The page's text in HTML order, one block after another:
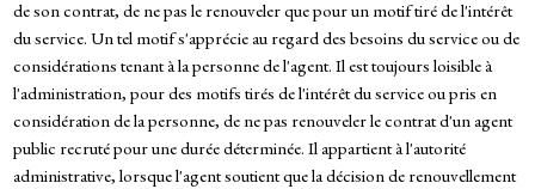
de son contrat, de ne pas le renouveler que pour un motif tiré de l'intérêt
du service. Un tel motif s'apprécie au regard des besoins du service ou de
considérations tenant à la personne de l'agent. Il est toujours loisible à
l'administration, pour des motifs tirés de l'intérêt du service ou pris en
considération de la personne, de ne pas renouveler le contrat d'un agent
public recruté pour une durée déterminée. Il appartient à l'autorité
administrative, lorsque l'agent soutient que la décision de renouvellement